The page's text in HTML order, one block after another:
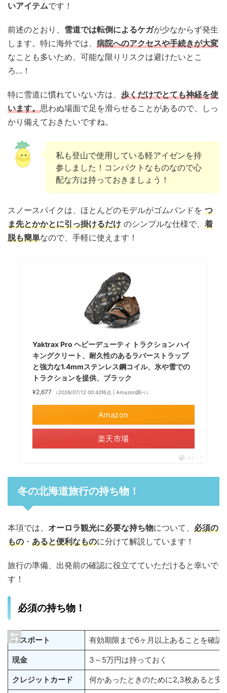
いアイテムです！
前述のとおり、 雪道では転倒によるケガが少なからず発生
します。特に海外では、 病院へのアクセスや手続きが大変
なことも多いため、可能な限りリスクは避けたいとこ
ろ…！
特に雪道に慣れていない方は、 歩くだけでとても神経を使
います。思わぬ場面で足を滑らせることがあるので、しっ
かり備えておきたいですね。
私も登山で使用している軽アイゼンを持
参しました！コンパクトなものなので心
配な方は持っておきましょう！
スノースパイクは、ほとんどのモデルがゴムバンドを つ
ま先とかかとに引っ掛けるだけ のシンプルな仕様で、 着
脱も簡単なので、手軽に使えます！
Yaktrax Pro ヘビーデューティ トラクション ハイ
キングクリート、耐久性のあるラバーストラップ
と強力な1.4mmステンレス鋼コイル、氷や雪での
トラクションを提供、ブラック
¥2,677 （2026/07/12 00:42時点 | Amazon調べ）
Amazon
楽天市場
ポチップ
冬の北海道旅行の持ち物！
本項では、 オーロラ観光に必要な持ち物について、 必須の
もの ・ あると便利なものに分けて解説しています！
旅行の準備、出発前の確認に役立てていただけると幸いで
す！
必須の持ち物！
パスポート 有効期限まで6ヶ月以上あることを確認
現金 3～5万円は持っておく
クレジットカード 何かあったときのために2,3枚あると安